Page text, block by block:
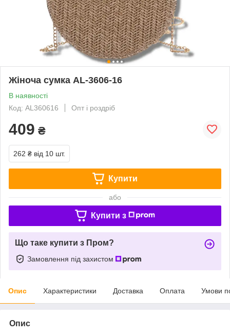
Жіноча сумка AL-3606-16
В наявності
Код: AL360616
Опт і роздріб
409 ₴
262 ₴ від 10 шт.
Купити
або
Купити з
Що таке купити з Пром?
Замовлення під захистом
Опис Характеристики Доставка Оплата Умови
Опис